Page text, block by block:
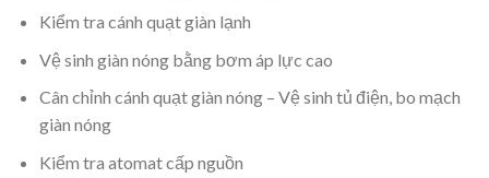
Kiểm tra cánh quạt giàn lạnh
Vệ sinh giàn nóng bằng bơm áp lực cao
Cân chỉnh cánh quạt giàn nóng – Vệ sinh tủ điện, bo mạch
giàn nóng
Kiểm tra atomat cấp nguồn